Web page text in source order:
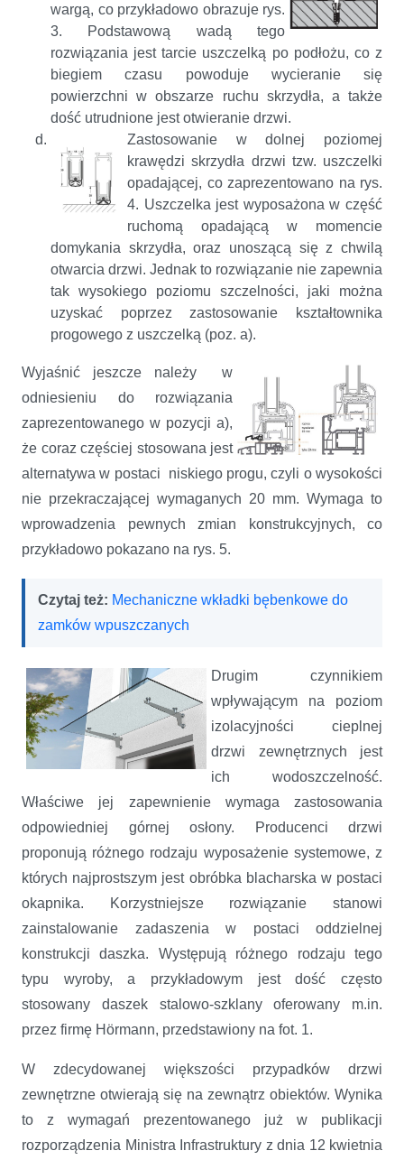
wargą, co przykładowo obrazuje rys.
3. Podstawową wadą tego
rozwiązania jest tarcie uszczelką po podłożu, co z
biegiem czasu powoduje wycieranie się
powierzchni w obszarze ruchu skrzydła, a także
dość utrudnione jest otwieranie drzwi.
Zastosowanie w dolnej poziomej
krawędzi skrzydła drzwi tzw. uszczelki
opadającej, co zaprezentowano na rys.
4. Uszczelka jest wyposażona w część
ruchomą opadającą w momencie
domykania skrzydła, oraz unoszącą się z chwilą
otwarcia drzwi. Jednak to rozwiązanie nie zapewnia
tak wysokiego poziomu szczelności, jaki można
uzyskać poprzez zastosowanie kształtownika
progowego z uszczelką (poz. a).
Wyjaśnić jeszcze należy w
odniesieniu do rozwiązania
zaprezentowanego w pozycji a),
że coraz częściej stosowana jest
alternatywa w postaci niskiego progu, czyli o wysokości
nie przekraczającej wymaganych 20 mm. Wymaga to
wprowadzenia pewnych zmian konstrukcyjnych, co
przykładowo pokazano na rys. 5.
Czytaj też: Mechaniczne wkładki bębenkowe do
zamków wpuszczanych
Drugim czynnikiem
wpływającym na poziom
izolacyjności cieplnej
drzwi zewnętrznych jest
ich wodoszczelność.
Właściwe jej zapewnienie wymaga zastosowania
odpowiedniej górnej osłony. Producenci drzwi
proponują różnego rodzaju wyposażenie systemowe, z
których najprostszym jest obróbka blacharska w postaci
okapnika. Korzystniejsze rozwiązanie stanowi
zainstalowanie zadaszenia w postaci oddzielnej
konstrukcji daszka. Występują różnego rodzaju tego
typu wyroby, a przykładowym jest dość często
stosowany daszek stalowo-szklany oferowany m.in.
przez firmę Hörmann, przedstawiony na fot. 1.
W zdecydowanej większości przypadków drzwi
zewnętrzne otwierają się na zewnątrz obiektów. Wynika
to z wymagań prezentowanego już w publikacji
rozporządzenia Ministra Infrastruktury z dnia 12 kwietnia